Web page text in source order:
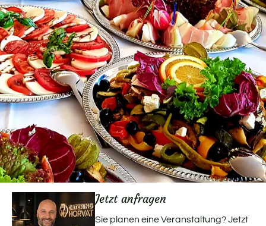
Jetzt anfragen
Sie planen eine Veranstaltung? Jetzt